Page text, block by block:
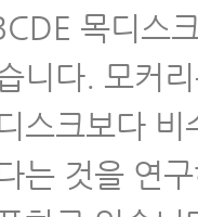
목디스
니다. 모커
스크보다 비
는 것을 연